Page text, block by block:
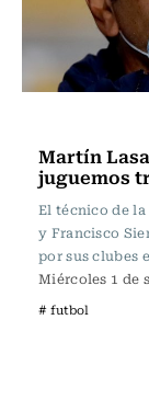
Martín
juguemos
El técnico de
y Francisco
por sus clubes
Miércoles 1 de
# futbol